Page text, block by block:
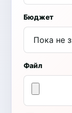
Бюджет
Файл